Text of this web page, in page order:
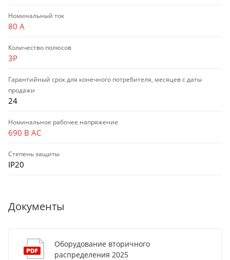
Номинальный ток
80 А
Количество полюсов
3P
Гарантийный срок для конечного потребителя, месяцев с даты
продажи
24
Номинальное рабочее напряжение
690 В AC
Степень защиты
IP20
Документы
Оборудование вторичного
распределения 2025